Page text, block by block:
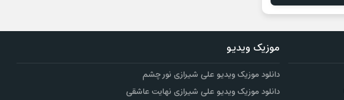
موزیک ویدیو
دانلود موزیک ویدیو علی شیرازی نور چشم
دانلود موزیک ویدیو علی شیرازی نهایت عاشقی